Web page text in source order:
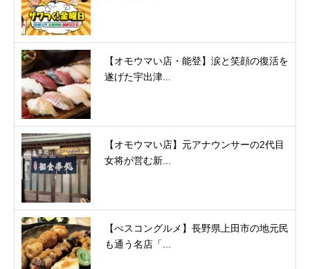
【オモウマい店・能登】涙と笑顔の復活を
遂げた宇出津...
【オモウマい店】元アナウンサーの2代目
女将が営む新...
【べスコングルメ】長野県上田市の地元民
も通う名店「...